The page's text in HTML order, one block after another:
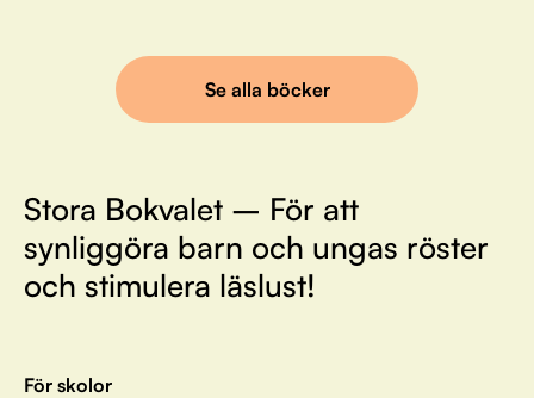
Se alla böcker
Stora Bokvalet – För att
synliggöra barn och ungas röster
och stimulera läslust!
För skolor